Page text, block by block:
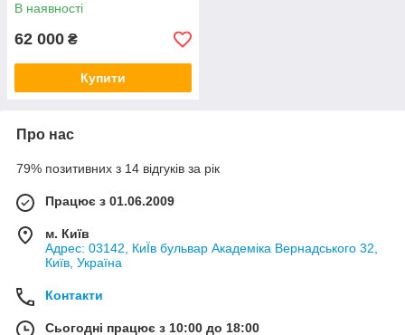
В наявності
62 000 ₴
Купити
Про нас
79% позитивних з 14 відгуків за рік
Працює з 01.06.2009
м. Київ
Адрес: 03142, КиЇв бульвар Академіка Вернадського 32,
Київ, Україна
Контакти
Сьогодні працює з 10:00 до 18:00